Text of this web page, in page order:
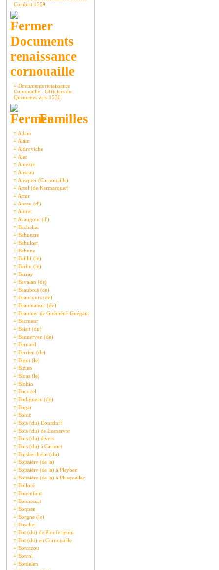
Combrit 1559
Documents
renaissance
cornouaille
¤ Documents renaissance
Cornouaille - Officiers du
Quemenet vers 1530.
Familles
¤ Adam
¤ Alain
¤ Aldroviche
¤ Alet
¤ Amezre
¤ Anseau
¤ Ansquer (Cornouaille)
¤ Arrel (de Kermarquer)
¤ Artur
¤ Auray (d')
¤ Autret
¤ Avaugour (d')
¤ Bachelier
¤ Bahuezre
¤ Bahulost
¤ Bahuno
¤ Baillif (le)
¤ Barbu (le)
¤ Barray
¤ Bavalan (de)
¤ Beaubois (de)
¤ Beaucours (de)
¤ Beaumanoir (de)
¤ Beaumer de Guéméné-Guégant
¤ Becmeur
¤ Beisit (du)
¤ Bennerven (de)
¤ Bernard
¤ Berrien (de)
¤ Bigot (le)
¤ Bizien
¤ Bloas (le)
¤ Blohio
¤ Bocozel
¤ Bodigneau (de)
¤ Bogar
¤ Bohic
¤ Bois (du) Dourduff
¤ Bois (du) de Lesnarvor
¤ Bois (du) divers
¤ Bois (du) à Carnoet
¤ Boisberthelot (du)
¤ Boissière (de la)
¤ Boissière (de la) à Pleyben
¤ Boissière (de la) à Plusquellec
¤ Bolloré
¤ Bonenfant
¤ Bonnescat
¤ Boquen
¤ Borgne (le)
¤ Boscher
¤ Bot (du) de Plouferiguin
¤ Bot (du) en Cornouaille
¤ Botcazou
¤ Botcol
¤ Botdelen